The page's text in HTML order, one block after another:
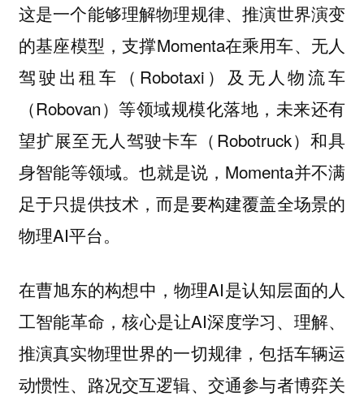
这是一个能够理解物理规律、推演世界演变
的基座模型，支撑Momenta在乘用车、无人
驾驶出租车（Robotaxi）及无人物流车
（Robovan）等领域规模化落地，未来还有
望扩展至无人驾驶卡车（Robotruck）和具
身智能等领域。也就是说，Momenta并不满
足于只提供技术，而是要构建覆盖全场景的
物理AI平台。
在曹旭东的构想中，物理AI是认知层面的人
工智能革命，核心是让AI深度学习、理解、
推演真实物理世界的一切规律，包括车辆运
动惯性、路况交互逻辑、交通参与者博弈关